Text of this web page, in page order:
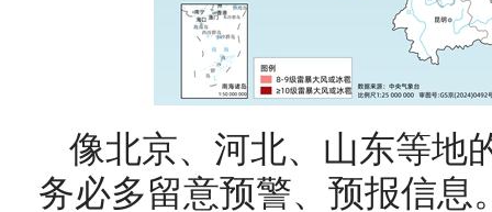
像北京、河北、山东等地
务必多留意预警、预报信息